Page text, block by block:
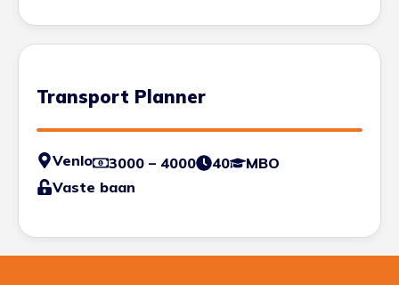
Transport Planner
Venlo 3000 – 4000 40
MBO
Vaste baan